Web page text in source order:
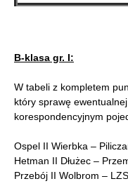
B-klasa gr. I:
W tabeli z kompletem
który sprawę
korespondencyjnym
Ospel II Wierbka –
Hetman II Dłużec –
Przebój II Wolbrom –